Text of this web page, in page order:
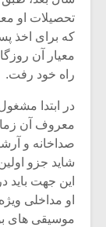
تحصیلات او
که برای اخذ
معیار آن
راه خود رفت.
در ابتدا
معروف آن
صداخانه و
شاید جزو
این جهت باید
او مداخلی
موسیقی های